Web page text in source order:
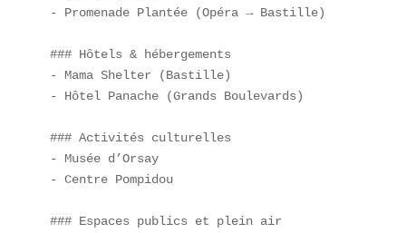
- Promenade Plantée (Opéra → Bastille)
### Hôtels & hébergements
- Mama Shelter (Bastille)
- Hôtel Panache (Grands Boulevards)
### Activités culturelles
- Musée d’Orsay
- Centre Pompidou
### Espaces publics et plein air